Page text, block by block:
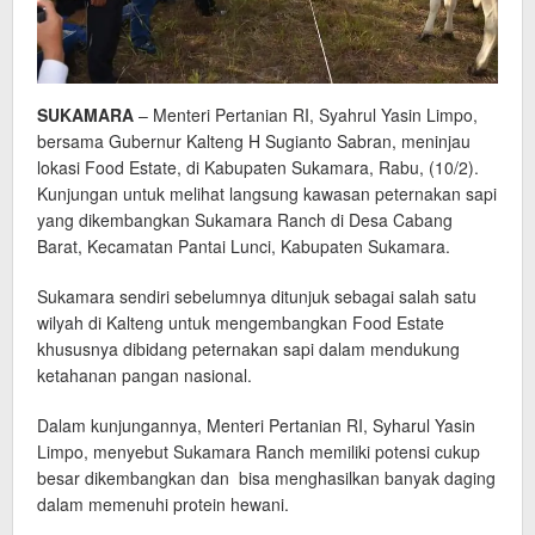
SUKAMARA – Menteri Pertanian RI, Syahrul Yasin Limpo,
bersama Gubernur Kalteng H Sugianto Sabran, meninjau
lokasi Food Estate, di Kabupaten Sukamara, Rabu, (10/2).
Kunjungan untuk melihat langsung kawasan peternakan sapi
yang dikembangkan Sukamara Ranch di Desa Cabang
Barat, Kecamatan Pantai Lunci, Kabupaten Sukamara.
Sukamara sendiri sebelumnya ditunjuk sebagai salah satu
wilyah di Kalteng untuk mengembangkan Food Estate
khususnya dibidang peternakan sapi dalam mendukung
ketahanan pangan nasional.
Dalam kunjungannya, Menteri Pertanian RI, Syharul Yasin
Limpo, menyebut Sukamara Ranch memiliki potensi cukup
besar dikembangkan dan bisa menghasilkan banyak daging
dalam memenuhi protein hewani.